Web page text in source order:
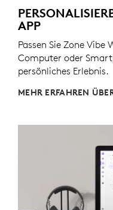
APP
Passen Sie Zone
Computer oder
persönliches Erlebnis.
MEHR ERFAHREN